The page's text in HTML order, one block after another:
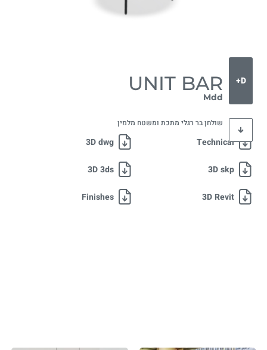
D+
UNIT BAR
Mdd
שולחן בר רגלי מתכת ומשטח מלמין
Technical
3D dwg
3D skp
3D 3ds
3D Revit
Finishes